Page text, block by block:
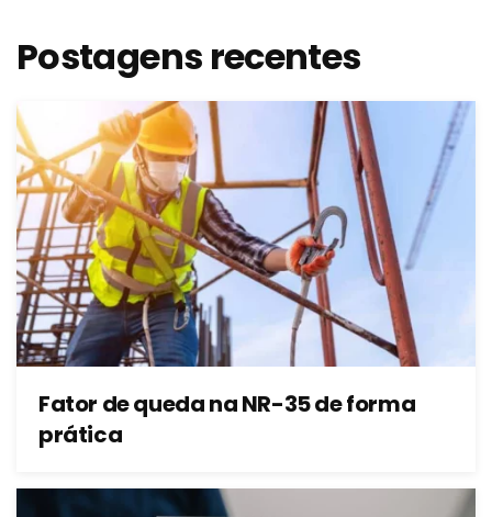
Postagens recentes
Fator de queda na NR-35 de forma
prática